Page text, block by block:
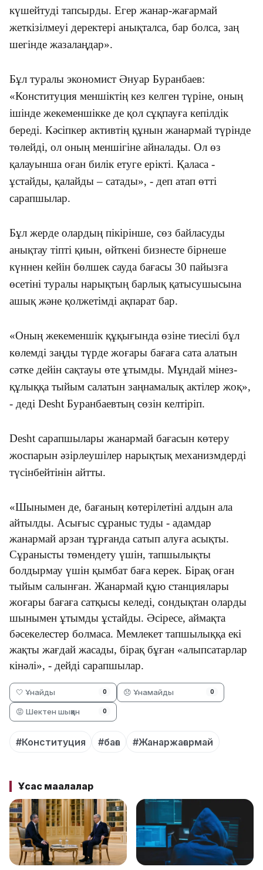
күшейтуді тапсырды. Егер жанар-жағармай
жеткізілмеуі деректері анықталса, бар болса, заң
шегінде жазалаңдар».
Бұл туралы экономист Әнуар Буранбаев:
«Конституция меншіктің кез келген түріне, оның
ішінде жекеменшікке де қол сұқпауға кепілдік
береді. Кәсіпкер активтің құнын жанармай түрінде
төлейді, ол оның меншігіне айналады. Ол өз
қалауынша оған билік етуге ерікті. Қаласа -
ұстайды, қалайды – сатады», - деп атап өтті
сарапшылар.
Бұл жерде олардың пікірінше, сөз байласуды
анықтау тіпті қиын, өйткені бизнесте бірнеше
күннен кейін бөлшек сауда бағасы 30 пайызға
өсетіні туралы нарықтың барлық қатысушысына
ашық және қолжетімді ақпарат бар.
«Оның жекеменшік құқығында өзіне тиесілі бұл
көлемді заңды түрде жоғары бағаға сата алатын
сәтке дейін сақтауы өте ұтымды. Мұндай мінез-
құлыққа тыйым салатын заңнамалық актілер жоқ»,
- деді Desht Буранбаевтың сөзін келтіріп.
Desht сарапшылары жанармай бағасын көтеру
жоспарын әзірлеушілер нарықтық механизмдерді
түсінбейтінін айтты.
«Шынымен де, бағаның көтерілетіні алдын ала
айтылды. Асығыс сұраныс туды - адамдар
жанармай арзан тұрғанда сатып алуға асықты.
Сұранысты төмендету үшін, тапшылықты
болдырмау үшін қымбат баға керек. Бірақ оған
тыйым салынған. Жанармай құю станциялары
жоғары бағаға сатқысы келеді, сондықтан оларды
шынымен ұтымды ұстайды. Әсіресе, аймақта
бәсекелестер болмаса. Мемлекет тапшылыққа екі
жақты жағдай жасады, бірақ бұған «алыпсатарлар
кінәлі», - дейді сарапшылар.
🤍 Ұнайды 0 😞 Ұнамайды 0
😡 Шектен шыққан 0
#Конституция #баға #Жанаржағармай
Ұқсас мақалалар